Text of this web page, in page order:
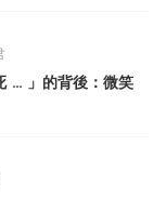
... 」的背後：微笑